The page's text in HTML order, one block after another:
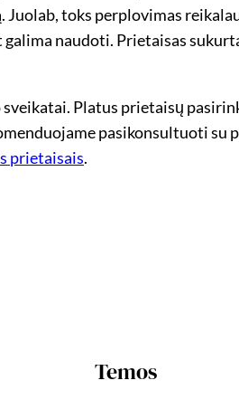
toks perplovimas
naudoti. Prietaisas
Platus prietaisų
pasikonsultuoti
prietaisais.
Temos